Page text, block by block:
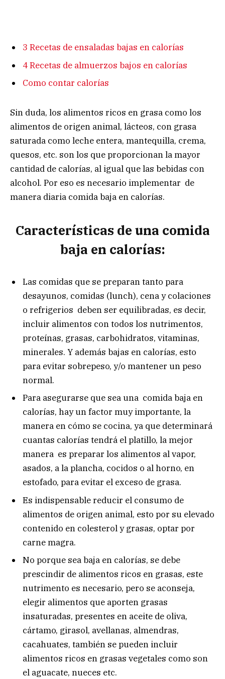
3 Recetas de ensaladas bajas en calorías
4 Recetas de almuerzos bajos en calorías
Como contar calorías
Sin duda, los alimentos ricos en grasa como los
alimentos de origen animal, lácteos, con grasa
saturada como leche entera, mantequilla, crema,
quesos, etc. son los que proporcionan la mayor
cantidad de calorías, al igual que las bebidas con
alcohol. Por eso es necesario implementar de
manera diaria comida baja en calorías.
Características de una comida
baja en calorías:
Las comidas que se preparan tanto para
desayunos, comidas (lunch), cena y colaciones
o refrigerios deben ser equilibradas, es decir,
incluir alimentos con todos los nutrimentos,
proteínas, grasas, carbohidratos, vitaminas,
minerales. Y además bajas en calorías, esto
para evitar sobrepeso, y/o mantener un peso
normal.
Para asegurarse que sea una comida baja en
calorías, hay un factor muy importante, la
manera en cómo se cocina, ya que determinará
cuantas calorías tendrá el platillo, la mejor
manera es preparar los alimentos al vapor,
asados, a la plancha, cocidos o al horno, en
estofado, para evitar el exceso de grasa.
Es indispensable reducir el consumo de
alimentos de origen animal, esto por su elevado
contenido en colesterol y grasas, optar por
carne magra.
No porque sea baja en calorías, se debe
prescindir de alimentos ricos en grasas, este
nutrimento es necesario, pero se aconseja,
elegir alimentos que aporten grasas
insaturadas, presentes en aceite de oliva,
cártamo, girasol, avellanas, almendras,
cacahuates, también se pueden incluir
alimentos ricos en grasas vegetales como son
el aguacate, nueces etc.